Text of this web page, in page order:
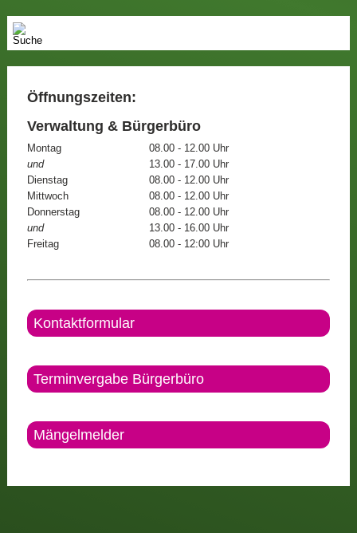
Öffnungszeiten:
Verwaltung & Bürgerbüro
Montag
08.00 - 12.00 Uhr
und
13.00 - 17.00 Uhr
Dienstag
08.00 - 12.00 Uhr
Mittwoch
08.00 - 12.00 Uhr
Donnerstag
08.00 - 12.00 Uhr
und
13.00 - 16.00 Uhr
Freitag
08.00 - 12:00 Uhr
Kontaktformular
Terminvergabe Bürgerbüro
Mängelmelder